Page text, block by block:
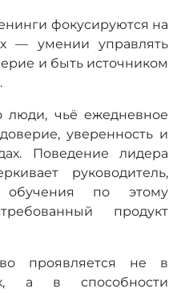
фокусируются на
— умении управлять
и быть источником
чьё ежедневное
уверенность и
Поведение лидера
руководитель,
обучения по этому
продукт
проявляется не в
а в способности